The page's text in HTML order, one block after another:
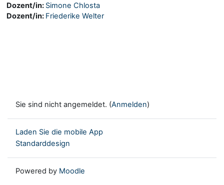
Dozent/in: Simone Chlosta
Dozent/in: Friederike Welter
Sie sind nicht angemeldet. (Anmelden)
Laden Sie die mobile App
Standarddesign
Powered by Moodle